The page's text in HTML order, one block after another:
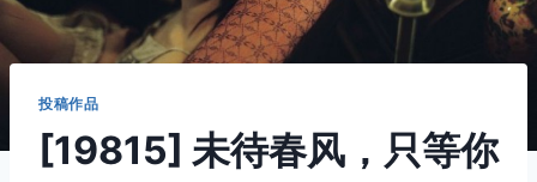
投稿作品
[19815] 未待春风，只等你